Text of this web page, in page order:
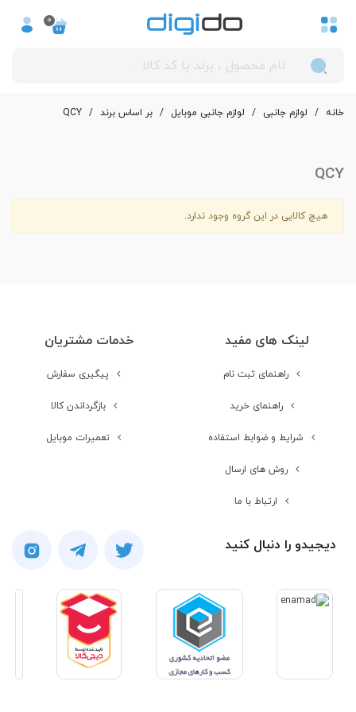
0
خانه / لوازم جانبی / لوازم جانبی موبایل / بر اساس برند /
QCY
QCY
هیچ کالایی در این گروه وجود ندارد.
لینک های مفید
راهنمای ثبت نام
راهنمای خرید
شرایط و ضوابط استفاده
روش های ارسال
ارتباط با ما
خدمات مشتریان
پیگیری سفارش
بازگرداندن کالا
تعمیرات موبایل
دیجیدو را دنبال کنید